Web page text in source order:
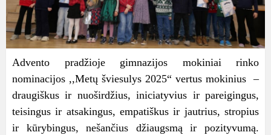
Advento pradžioje gimnazijos mokiniai rinko
nominacijos ,,Metų šviesulys 2025“ vertus mokinius –
draugiškus ir nuoširdžius, iniciatyvius ir pareigingus,
teisingus ir atsakingus, empatiškus ir jautrius, stropius
ir kūrybingus, nešančius džiaugsmą ir pozityvumą.